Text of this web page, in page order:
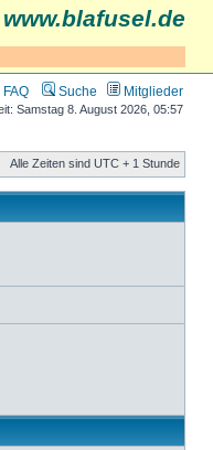
www.blafusel.de
FAQ Suche Mitglieder
Samstag 8. August 2026, 05:57
Alle Zeiten sind UTC + 1 Stunde